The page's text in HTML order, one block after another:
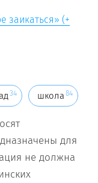
заикаться» (+
34 школа 84
для
не должна